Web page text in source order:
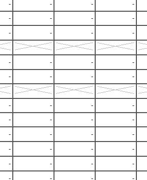
- - -
-
- - -
-
- - -
-
- - -
-
- - -
-
- - -
-
- - -
-
- - -
-
- - -
-
- - -
-